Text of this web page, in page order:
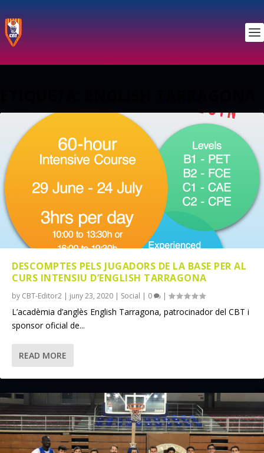
DESCOMPTES PELS JUGADORS DE LA BASE PER AL
CURS INTENSIU D’ENGLISH TARRAGONA
by CBT-Editor2 | juny 23, 2020 | Social | 0 |
L’acadèmia d’anglès English Tarragona, patrocinador del CBT i
sponsor oficial de...
READ MORE